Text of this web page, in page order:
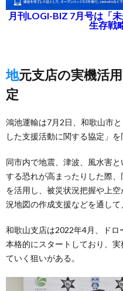
月刊LOGI-BIZ 7月号は「
生存戦
地元支店の実機活用、被害状況把握など想
定
鴻池運輸は7月2日、和歌山市
した支援活動に関する協定」
同市内で地震、津波、風水害
する恐れが高まったりした際
を活用し、被災状況把握や上
況地図の作成支援などを通して
和歌山支店は2022年4月、ド
本格的にスタートしており、
ていく狙いがある。